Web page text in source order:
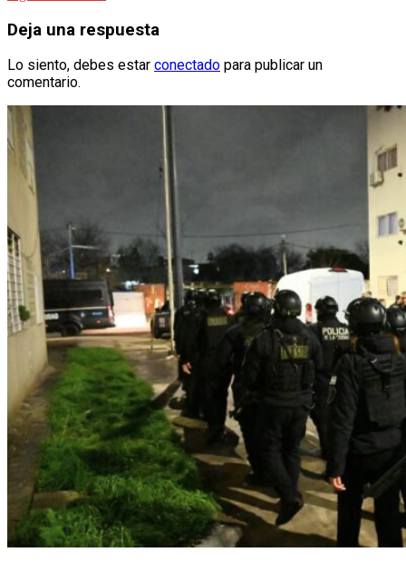
de
entradas
Deja una respuesta
Lo siento, debes estar conectado para publicar un
comentario.